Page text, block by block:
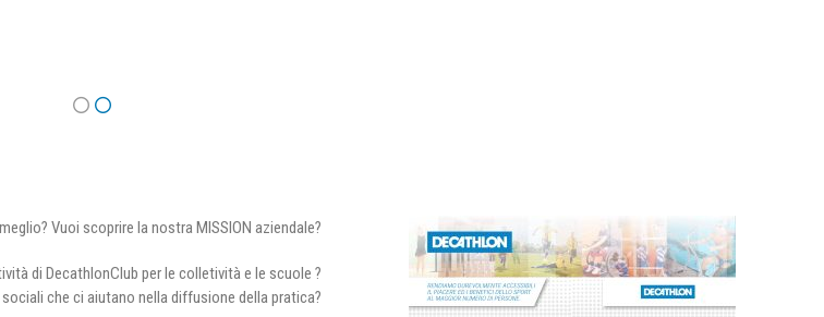
Vuoi scoprire la nostra MISSION aziendale?
di DecathlonClub per le colletività e le scuole ?
che ci aiutano nella diffusione della pratica?